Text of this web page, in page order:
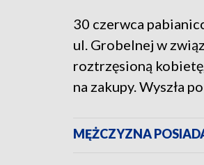
30 czerwca
ul. Grobelnej w
roztrzęsioną
na zakupy. Wyszła
MĘŻCZYZNA